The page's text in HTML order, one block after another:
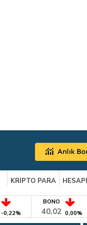
KRİPTO PARA
-0,22%
BONO
40,02 0,00%